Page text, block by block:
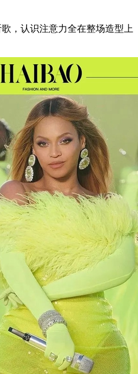
认识注意力全在整场造型上